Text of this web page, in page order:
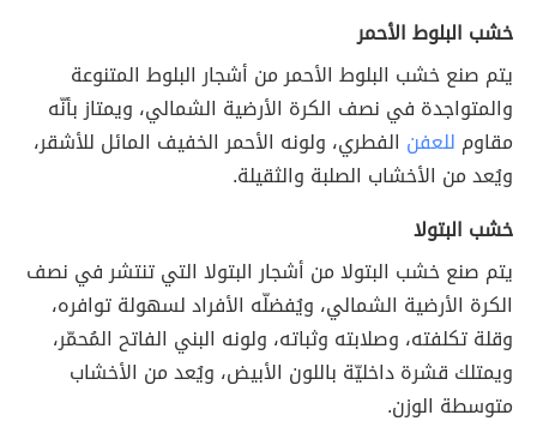
خشب البلوط الأحمر
يتم صنع خشب البلوط الأحمر من أشجار البلوط المتنوعة
والمتواجدة في نصف الكرة الأرضية الشمالي، ويمتاز بأنّه
مقاوم للعفن الفطري، ولونه الأحمر الخفيف المائل للأشقر،
ويُعد من الأخشاب الصلبة والثقيلة.
خشب البتولا
يتم صنع خشب البتولا من أشجار البتولا التي تنتشر في نصف
الكرة الأرضية الشمالي، ويُفضلّه الأفراد لسهولة توافره،
وقلة تكلفته، وصلابته وثباته، ولونه البني الفاتح المُحمّر،
ويمتلك قشرة داخليّة باللون الأبيض، ويُعد من الأخشاب
متوسطة الوزن.